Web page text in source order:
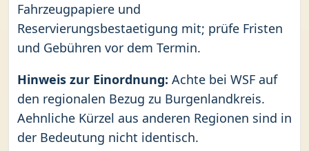
Fahrzeugpapiere und
Reservierungsbestaetigung mit; prüfe Fristen
und Gebühren vor dem Termin.
Hinweis zur Einordnung: Achte bei WSF auf
den regionalen Bezug zu Burgenlandkreis.
Aehnliche Kürzel aus anderen Regionen sind in
der Bedeutung nicht identisch.